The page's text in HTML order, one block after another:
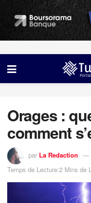
Orages :
comment
par La Redaction
Temps de Lecture:2 Mins de